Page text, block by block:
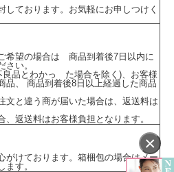
×
しております。お気軽にお申しつけく
希望の場合は 商品到着後7日以内に
さい。
品とわかっ た場合を除く)、お客様
品、 商品到着後8日以上経過した商品
文と違う商が届いた場合は、返送料は
返送料はお客様負担となります。
がけております。箱梱包の場合はメー
ます。